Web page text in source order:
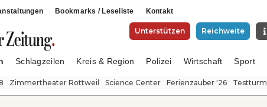
Bookmarks / Leseliste Kontakt
Unterstützen Reichweite
Schlagzeilen Kreis & Region Polizei Wirtschaft Sport
Zimmertheater Rottweil Science Center Ferienzauber '26 Testturm